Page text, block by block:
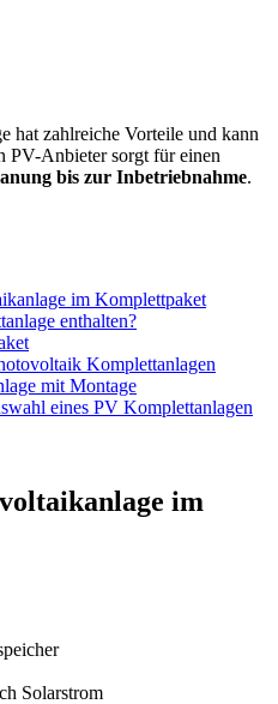
hat zahlreiche Vorteile und kann
PV-Anbieter sorgt für einen
bis zur Inbetriebnahme.
im Komplettpaket
enthalten?
Komplettanlagen
mit Montage
eines PV Komplettanlagen
im
Solarstrom